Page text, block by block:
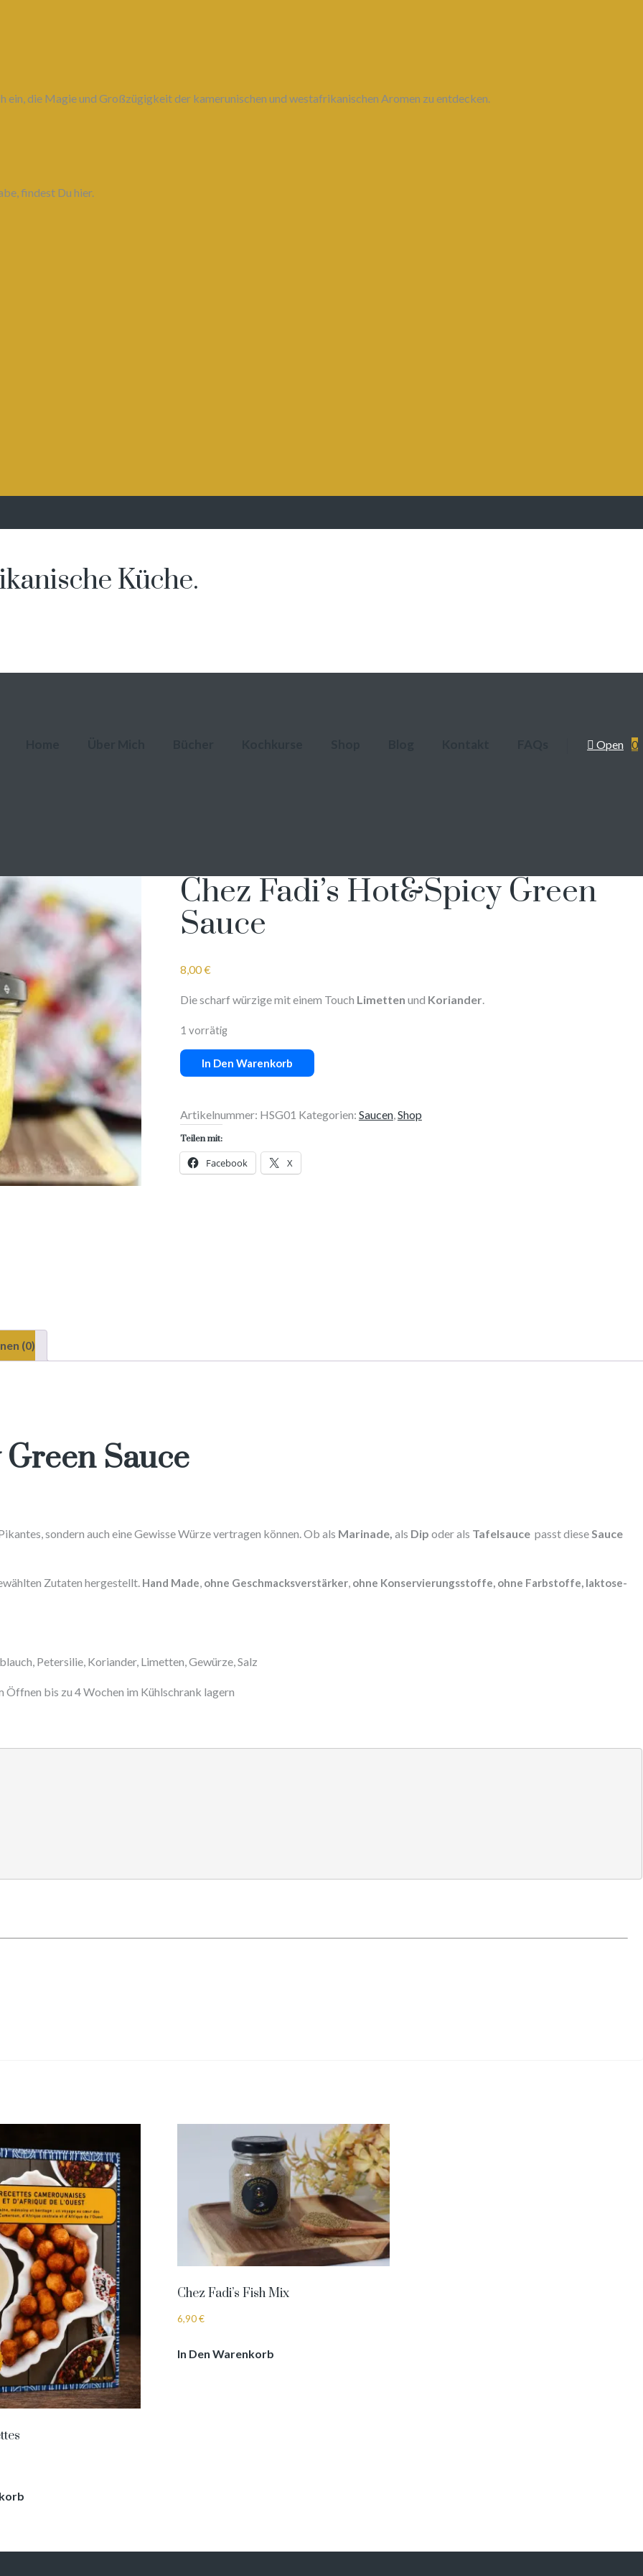
ein, die Magie und Großzügigkeit der kamerunischen und westafrikanischen Aromen zu entdecken.
findest Du hier.
Küche.
Open 0
Chez Fadi’s Hot&Spicy Green
Sauce
8,00€
Die scharf würzige mit einem Touch Limetten und Koriander
1 vorrätig
Chez
Fadi's
Green
Sauce
Menge
In Den Warenkorb
Artikelnummer: HSG01 Kategorien: Saucen,Shop
Teilen mit:
Facebook X
(0)
Sauce
sondern auch eine Gewisse Würze vertragen können. Ob als Marinade, als Dip oder als Tafelsauce passt dieseSauce
Zutaten hergestellt. Hand Made, ohne Geschmacksverstärker, ohne Konservierungsstoffe, ohne Farbstoffe, laktose-
Petersilie, Koriander, Limetten, Gewürze, Salz
Öffnen bis zu 4 Wochen im Kühlschrank lagern
Chez Fadi’s Fish Mix
6,90€
In Den Warenkorb